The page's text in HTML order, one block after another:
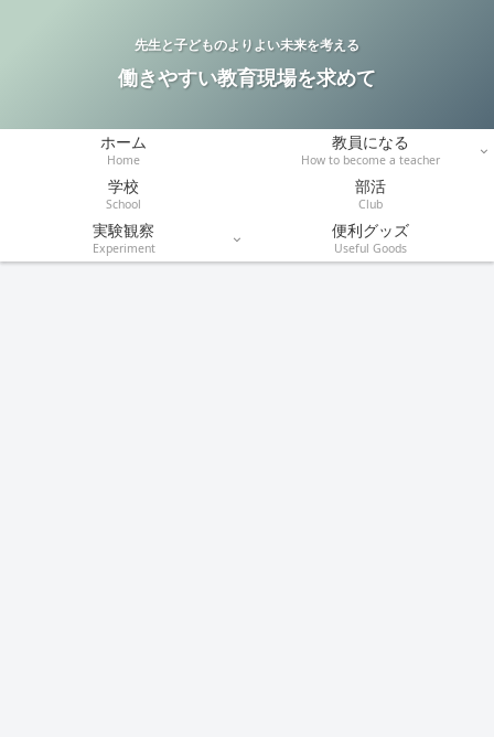
先生と子どものよりよい未来を考える
働きやすい教育現場を求めて
ホーム
Home
教員になる
How to become a teacher
学校
School
部活
Club
実験観察
Experiment
便利グッズ
Useful Goods